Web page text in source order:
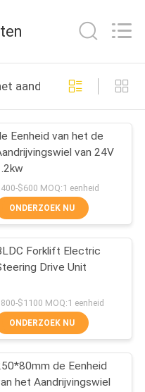
169
29
33
aandrijvingswiel
Eenheid van het de
van 24V
$600 MOQ:1 eenheid
ONDERZOEK NU
Forklift Electric
Drive Unit
$1100 MOQ:1 eenheid
ONDERZOEK NU
de Eenheid
het Aandrijvingswiel